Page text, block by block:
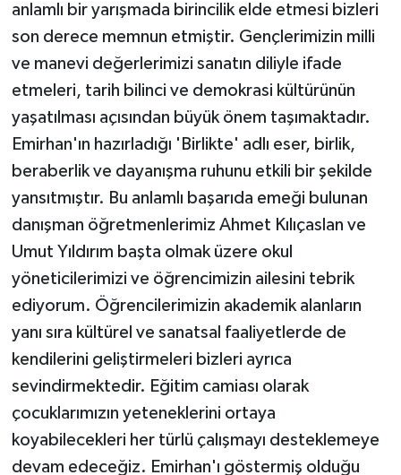
anlamlı bir yarışmada birincilik elde etmesi bizleri
son derece memnun etmiştir. Gençlerimizin milli
ve manevi değerlerimizi sanatın diliyle ifade
etmeleri, tarih bilinci ve demokrasi kültürünün
yaşatılması açısından büyük önem taşımaktadır.
Emirhan'ın hazırladığı 'Birlikte' adlı eser, birlik,
beraberlik ve dayanışma ruhunu etkili bir şekilde
yansıtmıştır. Bu anlamlı başarıda emeği bulunan
danışman öğretmenlerimiz Ahmet Kılıçaslan ve
Umut Yıldırım başta olmak üzere okul
yöneticilerimizi ve öğrencimizin ailesini tebrik
ediyorum. Öğrencilerimizin akademik alanların
yanı sıra kültürel ve sanatsal faaliyetlerde de
kendilerini geliştirmeleri bizleri ayrıca
sevindirmektedir. Eğitim camiası olarak
çocuklarımızın yeteneklerini ortaya
koyabilecekleri her türlü çalışmayı desteklemeye
devam edeceğiz. Emirhan'ı göstermiş olduğu